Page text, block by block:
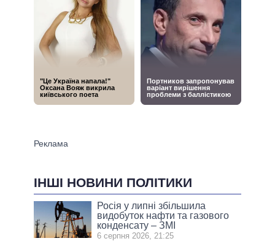
ІНШІ НОВИНИ ПОЛІТИКИ
Росія у липні збільшила
видобуток нафти та газового
конденсату – ЗМІ
6 серпня 2026, 21:25